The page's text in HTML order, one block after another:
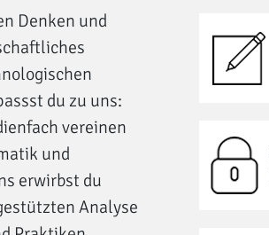
Denken und
du zu uns:
vereinen
und
erwirbst du
Analyse